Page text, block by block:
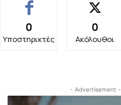
0
Υποστηρικτές
0
Ακόλουθοι
- Advertisement -